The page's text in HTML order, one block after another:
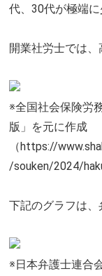
代、30代が極端に
開業社労士では、
※全国社会保険労
版」を元に作成
（https://
/souken/2024/
下記のグラフは、
※日本弁護士連合